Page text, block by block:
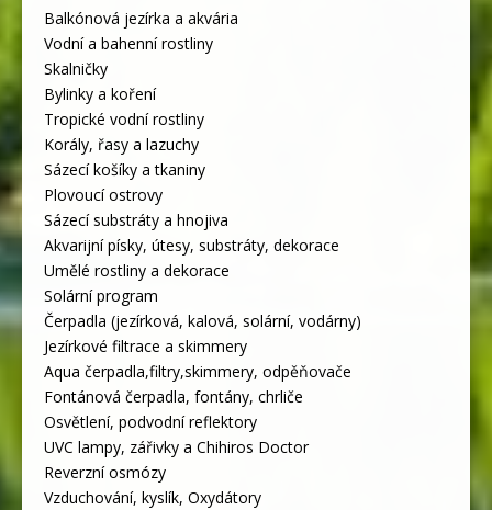
Balkónová jezírka a akvária
Vodní a bahenní rostliny
Skalničky
Bylinky a koření
Tropické vodní rostliny
Korály, řasy a lazuchy
Sázecí košíky a tkaniny
Plovoucí ostrovy
Sázecí substráty a hnojiva
Akvarijní písky, útesy, substráty, dekorace
Umělé rostliny a dekorace
Solární program
Čerpadla (jezírková, kalová, solární, vodárny)
Jezírkové filtrace a skimmery
Aqua čerpadla,filtry,skimmery, odpěňovače
Fontánová čerpadla, fontány, chrliče
Osvětlení, podvodní reflektory
UVC lampy, zářivky a Chihiros Doctor
Reverzní osmózy
Vzduchování, kyslík, Oxydátory